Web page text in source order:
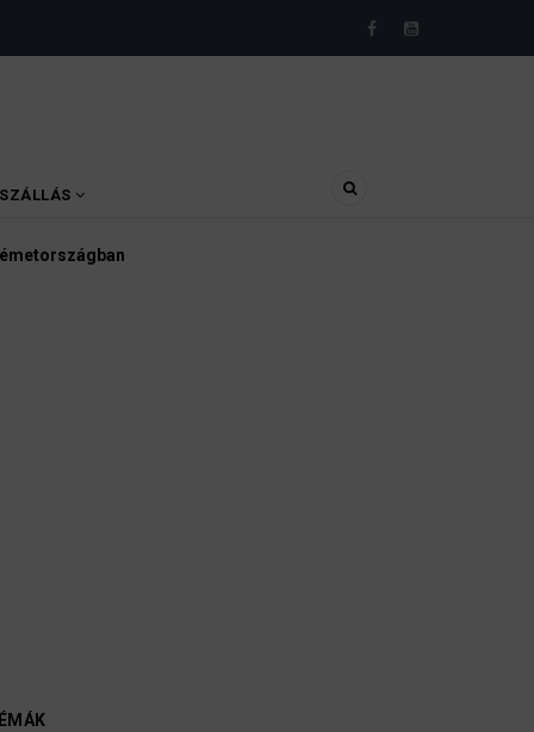
SZÁLLÁS
bírák és ügyészek szerint a német politikának mielőbb